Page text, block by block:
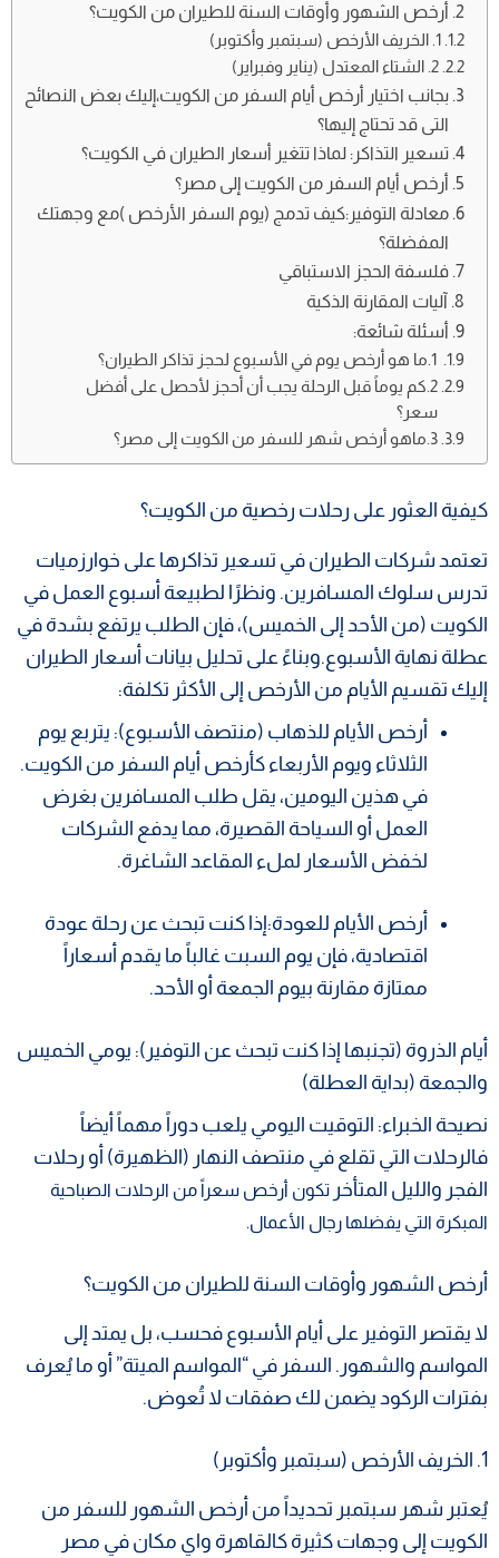
​أرخص الشهور وأوقات السنة للطيران من الكويت؟
​1. الخريف الأرخص (سبتمبر وأكتوبر)
​2. الشتاء المعتدل (يناير وفبراير)
بجانب اختيار أرخص أيام السفر من الكويت،إليك بعض النصائح
التى قد تحتاج إليها؟
​تسعير التذاكر: لماذا تتغير أسعار الطيران في الكويت؟
أرخص أيام السفر من الكويت إلى مصر؟
معادلة التوفير:كيف تدمج (يوم السفر الأرخص )مع وجهتك
المفضلة؟
فلسفة الحجز الاستباقي
آليات المقارنة الذكية
أسئلة شائعة:
2.​كم يوماً قبل الرحلة يجب أن أحجز لأحصل على أفضل
سعر؟
3.ماهو أرخص شهر للسفر من الكويت إلى مصر؟
كيفية العثور على رحلات رخصية من الكويت؟
​تعتمد شركات الطيران في تسعير تذاكرها على خوارزميات
تدرس سلوك المسافرين. ونظرًا لطبيعة أسبوع العمل في
الكويت (من الأحد إلى الخميس)، فإن الطلب يرتفع بشدة في
عطلة نهاية الأسبوع.و​بناءً على تحليل بيانات أسعار الطيران
إليك تقسيم الأيام من الأرخص إلى الأكثر تكلفة:
​أرخص الأيام للذهاب (منتصف الأسبوع): يتربع يوم
الثلاثاء ويوم الأربعاء كأرخص أيام السفر من الكويت.
في هذين اليومين، يقل طلب المسافرين بغرض
العمل أو السياحة القصيرة، مما يدفع الشركات
لخفض الأسعار لملء المقاعد الشاغرة.
​أرخص الأيام للعودة:إذا كنت تبحث عن رحلة عودة
اقتصادية، فإن يوم السبت غالباً ما يقدم أسعاراً
ممتازة مقارنة بيوم الجمعة أو الأحد.
أيام الذروة (تجنبها إذا كنت تبحث عن التوفير): يومي الخميس
والجمعة (بداية العطلة)
​نصيحة الخبراء: التوقيت اليومي يلعب دوراً مهماً أيضاً
فالرحلات التي تقلع في منتصف النهار (الظهيرة) أو رحلات
الفجر والليل المتأخر تكون أرخص سعراً من الرحلات الصباحية
المبكرة التي يفضلها رجال الأعمال.
​أرخص الشهور وأوقات السنة للطيران من الكويت؟
​لا يقتصر التوفير على أيام الأسبوع فحسب، بل يمتد إلى
المواسم والشهور. السفر في “المواسم الميتة” أو ما يُعرف
بفترات الركود يضمن لك صفقات لا تُعوض.
​1. الخريف الأرخص (سبتمبر وأكتوبر)
​يُعتبر شهر سبتمبر تحديداً من أرخص الشهور للسفر من
الكويت إلى وجهات كثيرة كالقاهرة واي مكان في مصر